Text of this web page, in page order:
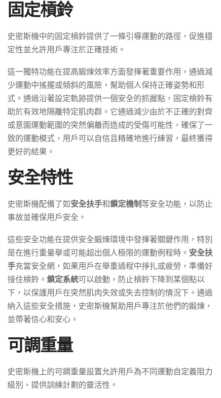
固定槓鈴
史密斯機中的固定槓鈴提供了一條引導運動的路徑，促進穩
定性並允許用戶專注於正確技術。
這一獨特功能在提高鍛煉效率方面發揮著重要作用，通過減
少運動中搖擺或傾斜的風險，幫助個人保持正確姿勢和形
式。通過沿著設定軌跡提供一個安全的抓握點，固定槓鈴有
助於有效地隔離特定肌肉群。它通過減少由於不正確的對齊
或意圖運動範圍的突然偏離而造成的受傷可能性，確保了一
致的運動模式，用戶可以自信且精確地進行練習，最終獲得
更好的結果。
安全特性
史密斯機配備了如安全扶手和鎖定機制 等安全功能，以防止
事故並確保用戶安全。
這些安全功能在提供安全鍛煉環境中發揮著關鍵作用，特別
是在進行重量舉或可能超出個人極限的運動例程時。 安全扶
手充當安全網，如果用戶在舉重過程中掙扎或疲勞，準備好
接住槓鈴。 鎖定系統可以啟動，防止槓鈴下降到某個點以
下，以保護用戶在突然肌肉失效或失去控制的情況下。通過
納入這些安全措施，史密斯機幫助用戶專注於他們的鍛煉，
並帶著信心和安心。
可調重量
史密斯機上的可調重量設置允許用戶為不同運動自定義阻力
級別，提供訓練計劃的靈活性。